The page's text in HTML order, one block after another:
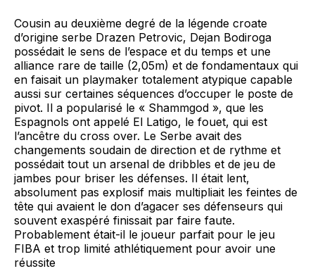
Cousin au deuxième degré de la légende croate
d’origine serbe Drazen Petrovic, Dejan Bodiroga
possédait le sens de l’espace et du temps et une
alliance rare de taille (2,05m) et de fondamentaux qui
en faisait un playmaker totalement atypique capable
aussi sur certaines séquences d’occuper le poste de
pivot. Il a popularisé le « Shammgod », que les
Espagnols ont appelé El Latigo, le fouet, qui est
l’ancêtre du cross over. Le Serbe avait des
changements soudain de direction et de rythme et
possédait tout un arsenal de dribbles et de jeu de
jambes pour briser les défenses. Il était lent,
absolument pas explosif mais multipliait les feintes de
tête qui avaient le don d’agacer ses défenseurs qui
souvent exaspéré finissait par faire faute.
Probablement était-il le joueur parfait pour le jeu
FIBA et trop limité athlétiquement pour avoir une
réussite